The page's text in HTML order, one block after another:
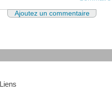
Ajoutez un commentaire
Liens